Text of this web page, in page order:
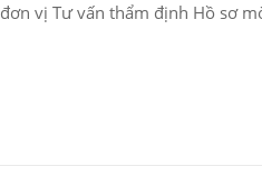
vị Tư vấn thẩm định Hồ sơ